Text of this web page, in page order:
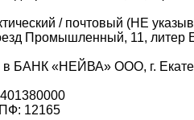
/ почтовый (НЕ
Промышленный, 11, литер
в БАНК «НЕЙВА» ООО, г.
12165